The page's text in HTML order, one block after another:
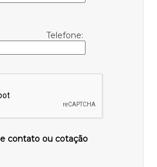
Telefone:
contato ou cotação